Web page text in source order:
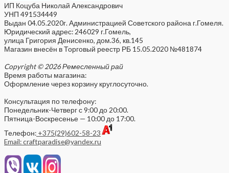
ИП Коцуба Николай Александрович
УНП 491534449
Выдан 04.05.2020г. Администрацией Советского района г.Гомеля.
Юридический адрес: 246029 г.Гомель,
улица Григория Денисенко, дом.36, кв.145
Магазин внесён в Торговый реестр РБ 15.05.2020 №481874
Copyright © 2026 Ремесленный рай
Время работы магазина:
Оформление через корзину круглосуточно.
Консультация по телефону:
Понедельник-Четверг с 9:00 до 20:00.
Пятница-Воскресенье — 10:00 до 17:00.
Телефон: +375(29)602-58-23
Email: craftparadise@yandex.ru